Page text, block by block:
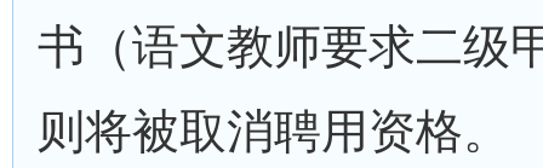
书（语文教师要求二级
则将被取消聘用资格。